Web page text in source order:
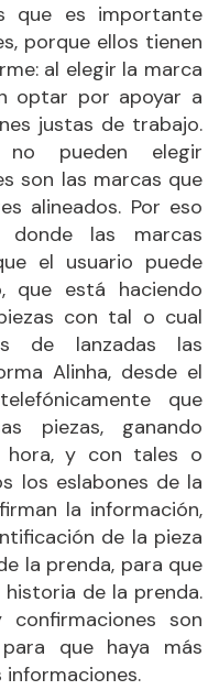
que es importante
porque ellos tienen
al elegir la marca
optar por apoyar a
justas de trabajo.
no pueden elegir
son las marcas que
alineados. Por eso
donde las marcas
el usuario puede
que está haciendo
con tal o cual
de lanzadas las
Alinha, desde el
que
piezas, ganando
hora, y con tales o
los eslabones de la
la información,
de la pieza
la prenda, para que
de la prenda.
confirmaciones son
que haya más
informaciones.